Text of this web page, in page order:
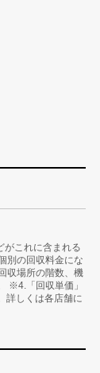
これに含まれる
別の回収料金にな
収場所の階数、機
※4.「回収単価」
詳しくは各店舗に